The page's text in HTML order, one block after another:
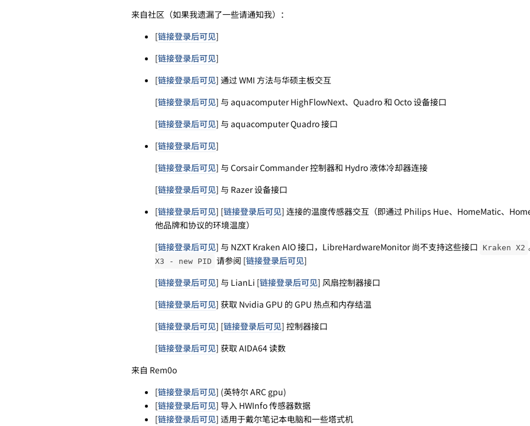
来自社区（如果我遗漏了一些请通知我）：
[链接登录后可见]
[链接登录后可见]
[链接登录后可见] 通过 WMI 方法与华硕主板交互
[链接登录后可见] 与 aquacomputer HighFlowNext、Quadro 和 Octo 设备接口
[链接登录后可见] 与 aquacomputer Quadro 接口
[链接登录后可见]
[链接登录后可见] 与 Corsair Commander 控制器和 Hydro 液体冷却器连接
[链接登录后可见] 与 Razer 设备接口
[链接登录后可见] [链接登录后可见] 连接的温度传感器交互（即通过 Philips Hue、HomeMatic、
他品牌和协议的环境温度）
[链接登录后可见] 与 NZXT Kraken AIO 接口，LibreHardwareMonitor 尚不支持这些接口 Kraken X2
X3 - new PID 请参阅 [链接登录后可见]
[链接登录后可见] 与 LianLi [链接登录后可见] 风扇控制器接口
[链接登录后可见] 获取 Nvidia GPU 的 GPU 热点和内存结温
[链接登录后可见] [链接登录后可见] 控制器接口
[链接登录后可见] 获取 AIDA64 读数
来自 Rem0o
[链接登录后可见] (英特尔 ARC gpu)
[链接登录后可见] 导入 HWInfo 传感器数据
[链接登录后可见] 适用于戴尔笔记本电脑和一些塔式机